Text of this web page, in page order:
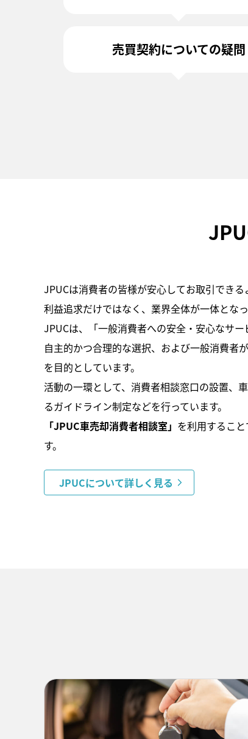
売買契約についての疑問
JPUCは消費者の皆様が安心してお取引でき
利益追求だけではなく、業界全体が一体とな
JPUCは、「一般消費者への安全・安心なサ
自主的かつ合理的な選択、および一般消費者
を目的としています。
活動の一環として、消費者相談窓口の設置、
るガイドライン制定などを行っています。
「JPUC車売却消費者相談室」 を利用するこ
す。
JPUCについて詳しく見る